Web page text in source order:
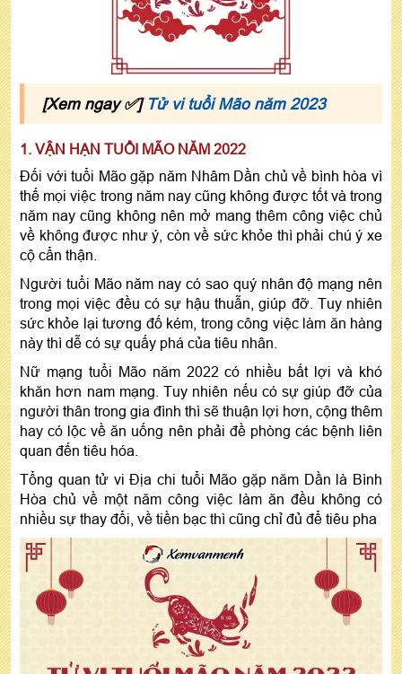
[Xem ngay ✅] Tử vi tuổi Mão năm 2023
1. VẬN HẠN TUỔI MÃO NĂM 2022
Đối với tuổi Mão gặp năm Nhâm Dần chủ về bình hòa vì
thế mọi việc trong năm nay cũng không được tốt và trong
năm nay cũng không nên mở mang thêm công việc chủ
về không được như ý, còn về sức khỏe thì phải chú ý xe
cộ cẩn thận.
Người tuổi Mão năm nay có sao quý nhân độ mạng nên
trong mọi việc đều có sự hậu thuẫn, giúp đỡ. Tuy nhiên
sức khỏe lại tương đố kém, trong công việc làm ăn hàng
này thì dễ có sự quấy phá của tiêu nhân.
Nữ mạng tuổi Mão năm 2022 có nhiều bất lợi và khó
khăn hơn nam mạng. Tuy nhiên nếu có sự giúp đỡ của
người thân trong gia đình thì sẽ thuận lợi hơn, cộng thêm
hay có lộc về ăn uống nên phải đề phòng các bệnh liên
quan đến tiêu hóa.
Tổng quan tử vi Địa chi tuổi Mão gặp năm Dần là Bình
Hòa chủ về một năm công việc làm ăn đều không có
nhiều sự thay đổi, về tiền bạc thì cũng chỉ đủ để tiêu pha